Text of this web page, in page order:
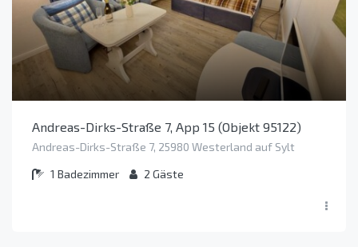
Andreas-Dirks-Straße 7, App 15 (Objekt 95122)
Andreas-Dirks-Straße 7, 25980 Westerland auf Sylt
1 Badezimmer 2 Gäste